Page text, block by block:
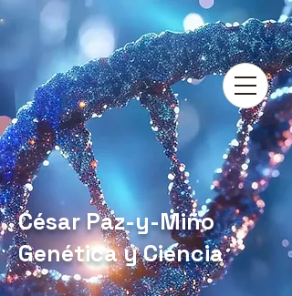
César Paz-y-Miño
Genética y Ciencia